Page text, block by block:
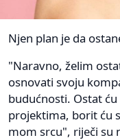
Njen plan je da
"Naravno, želim
osnovati svoju
budućnosti. Ostat
projektima, borit ću
mom srcu", riječi su